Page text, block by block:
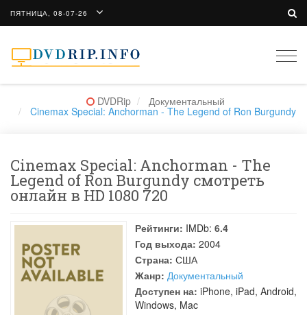
ПЯТНИЦА, 08-07-26
DVDRip Документальный
Cinemax Special: Anchorman - The Legend of Ron Burgundy
Cinemax Special: Anchorman - The
Legend of Ron Burgundy смотреть
онлайн в HD 1080 720
Рейтинги: IMDb: 6.4
Год выхода: 2004
Страна: США
Жанр: Документальный
Доступен на: iPhone, iPad, Android,
Windows, Mac